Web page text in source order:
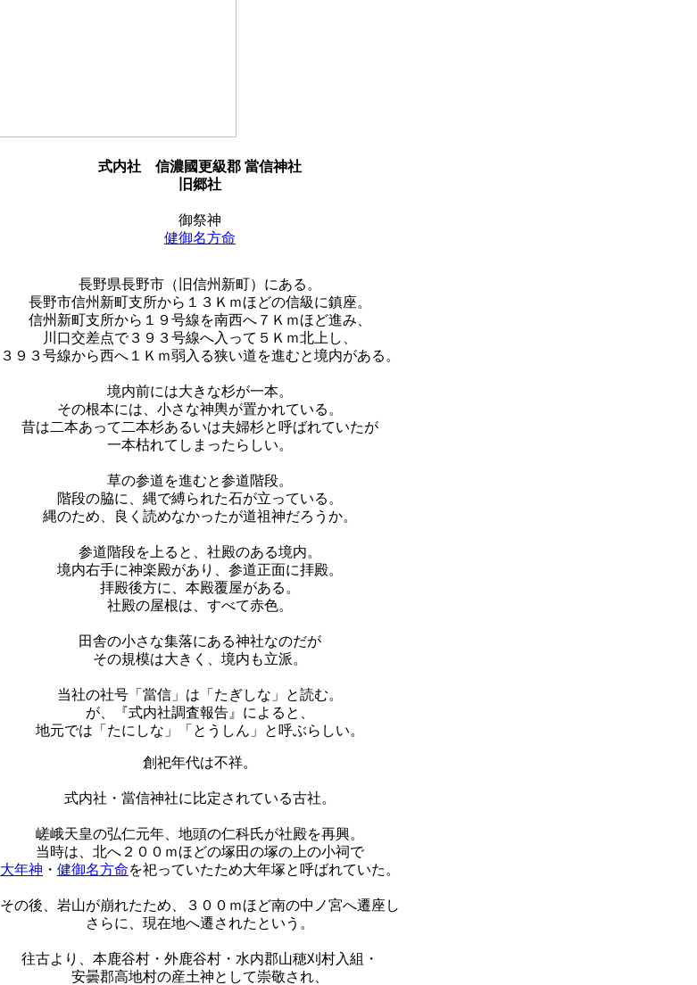
式内社
信濃國更級郡 當信神社
旧郷社
御祭神
健御名方命
長野県長野市（旧信州新町）にある。
長野市信州新町支所から１３Ｋｍほどの信級に鎮座。
信州新町支所から１９号線を南西へ７Ｋｍほど進み、
川口交差点で３９３号線へ入って５Ｋｍ北上し、
３９３号線から西へ１Ｋｍ弱入る狭い道を進むと境内がある。
境内前には大きな杉が一本。
その根本には、小さな神輿が置かれている。
昔は二本あって二本杉あるいは夫婦杉と呼ばれていたが
一本枯れてしまったらしい。
草の参道を進むと参道階段。
階段の脇に、縄で縛られた石が立っている。
縄のため、良く読めなかったが道祖神だろうか。
参道階段を上ると、社殿のある境内。
境内右手に神楽殿があり、参道正面に拝殿。
拝殿後方に、本殿覆屋がある。
社殿の屋根は、すべて赤色。
田舎の小さな集落にある神社なのだが
その規模は大きく、境内も立派。
当社の社号「當信」は「たぎしな」と読む。
が、『式内社調査報告』によると、
地元では「たにしな」「とうしん」と呼ぶらしい。
創祀年代は不祥。
式内社・當信神社に比定されている古社。
嵯峨天皇の弘仁元年、地頭の仁科氏が社殿を再興。
当時は、北へ２００ｍほどの塚田の塚の上の小祠で
大年神 ・ 健御名方命を祀っていたため大年塚と呼ばれていた。
その後、岩山が崩れたため、３００ｍほど南の中ノ宮へ遷座し
さらに、現在地へ遷されたという。
往古より、本鹿谷村・外鹿谷村・水内郡山穂刈村入組・
安曇郡高地村の産土神として崇敬され、